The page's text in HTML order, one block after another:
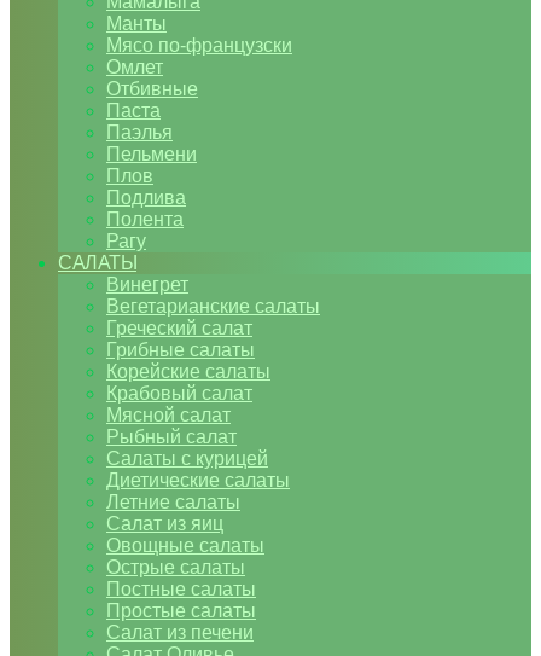
Манты
Мясо по-французски
Омлет
Отбивные
Паста
Паэлья
Пельмени
Плов
Подлива
Полента
Рагу
САЛАТЫ
Винегрет
Вегетарианские салаты
Греческий салат
Грибные салаты
Корейские салаты
Крабовый салат
Мясной салат
Рыбный салат
Салаты с курицей
Диетические салаты
Летние салаты
Салат из яиц
Овощные салаты
Острые салаты
Постные салаты
Простые салаты
Салат из печени